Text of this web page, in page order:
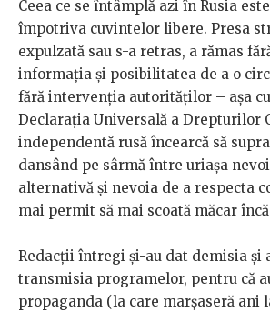
Ceea ce se întâmplă azi în Rusia
împotriva cuvintelor libere. Presa
expulzată sau s-a retras, a rămas
informația și posibilitatea de a o
fără intervenția autorităților – așa
Declarația Universală a Drepturilor
independentă rusă încearcă să
dansând pe sârmă între uriașa
alternativă și nevoia de a respecta
mai permit să mai scoată măcar
Redacții întregi și-au dat demisia și
transmisia programelor, pentru că
propaganda (la care marșaseră ani